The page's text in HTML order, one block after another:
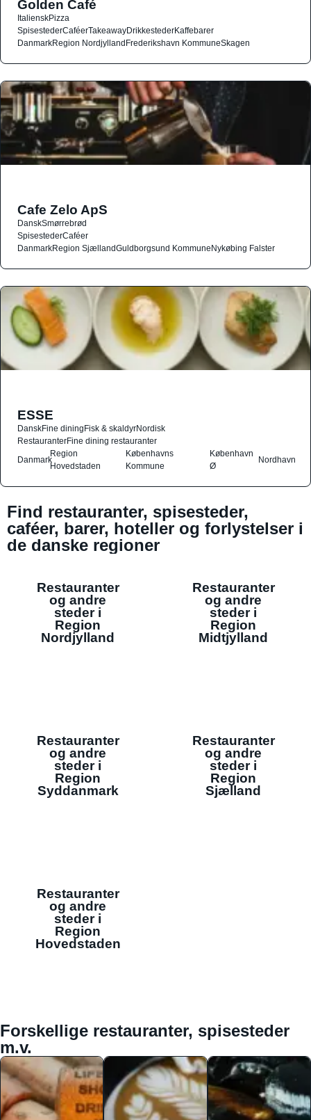
Golden Café
ItalienskPizza
SpisestederCaféerTakeawayDrikkestederKaffebarer
DanmarkRegion NordjyllandFrederikshavn KommuneSkagen
Cafe Zelo ApS
DanskSmørrebrød
SpisestederCaféer
DanmarkRegion SjællandGuldborgsund KommuneNykøbing Falster
ESSE
DanskFine diningFisk & skaldyrNordisk
RestauranterFine dining restauranter
Danmark
Region
Hovedstaden
Københavns
Kommune
København
Ø
Nordhavn
Find restauranter, spisesteder,
caféer, barer, hoteller og forlystelser i
de danske regioner
Restauranter
og andre
steder i
Region
Nordjylland
Restauranter
og andre
steder i
Region
Midtjylland
Restauranter
og andre
steder i
Region
Syddanmark
Restauranter
og andre
steder i
Region
Sjælland
Restauranter
og andre
steder i
Region
Hovedstaden
Forskellige restauranter, spisesteder
m.v.